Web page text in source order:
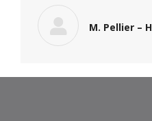
M. Pellier –